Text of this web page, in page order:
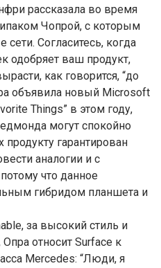
рассказала во время
Чопрой, с которым
Согласитесь, когда
одобряет ваш продукт,
как говорится, “до
объявила новый Microsoft
Things” в этом году,
могут спокойно
гарантирован
аналогии и с
что данное
гибридом планшета и
за высокий стиль и
относит Surface к
Mercedes: “Люди, я